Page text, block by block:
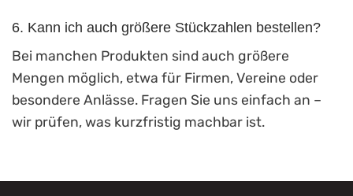
6. Kann ich auch größere Stückzahlen bestellen?
Bei manchen Produkten sind auch größere
Mengen möglich, etwa für Firmen, Vereine oder
besondere Anlässe. Fragen Sie uns einfach an –
wir prüfen, was kurzfristig machbar ist.